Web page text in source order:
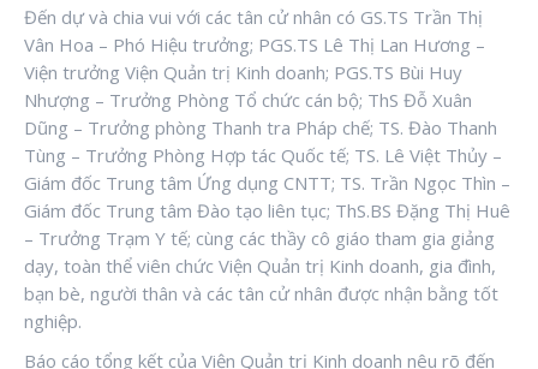
Đến dự và chia vui với các tân cử nhân có GS.TS Trần Thị
Vân Hoa – Phó Hiệu trưởng; PGS.TS Lê Thị Lan Hương –
Viện trưởng Viện Quản trị Kinh doanh; PGS.TS Bùi Huy
Nhượng – Trưởng Phòng Tổ chức cán bộ; ThS Đỗ Xuân
Dũng – Trưởng phòng Thanh tra Pháp chế; TS. Đào Thanh
Tùng – Trưởng Phòng Hợp tác Quốc tế; TS. Lê Việt Thủy –
Giám đốc Trung tâm Ứng dụng CNTT; TS. Trần Ngọc Thìn –
Giám đốc Trung tâm Đào tạo liên tục; ThS.BS Đặng Thị Huê
– Trưởng Trạm Y tế; cùng các thầy cô giáo tham gia giảng
dạy, toàn thể viên chức Viện Quản trị Kinh doanh, gia đình,
bạn bè, người thân và các tân cử nhân được nhận bằng tốt
nghiệp.
Báo cáo tổng kết của Viện Quản trị Kinh doanh nêu rõ đến